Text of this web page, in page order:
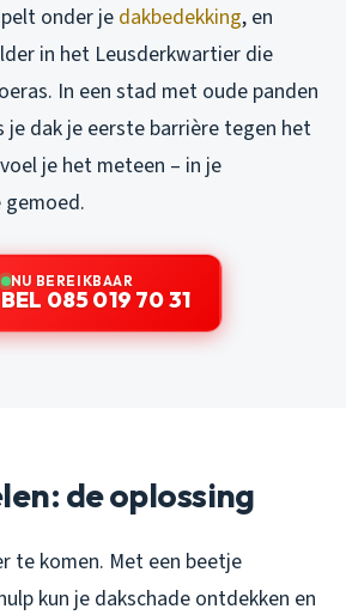
onder je dakbedekking, en
in het Leusderkwartier die
In een stad met oude panden
je dak je eerste barrière tegen het
je het meteen – in je
NU BEREIKBAAR
BEL 085 019 70 31
de oplossing
te komen. Met een beetje
kun je dakschade ontdekken en